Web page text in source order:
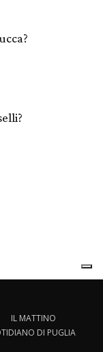
IL MATTINO
DI PUGLIA